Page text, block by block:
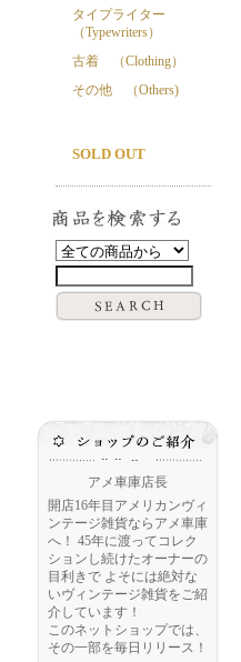
タイプライター
（Typewriters）
古着 （Clothing）
その他 （Others)
SOLD OUT
アメ車庫店長
開店16年目アメリカンヴィ
ンテージ雑貨ならアメ車庫
へ！ 45年に渡ってコレク
ションし続けたオーナーの
目利きで よそには絶対な
いヴィンテージ雑貨をご紹
介しています！
このネットショップでは、
その一部を毎日リリース！